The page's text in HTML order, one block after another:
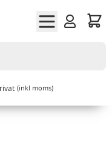
(inkl moms)